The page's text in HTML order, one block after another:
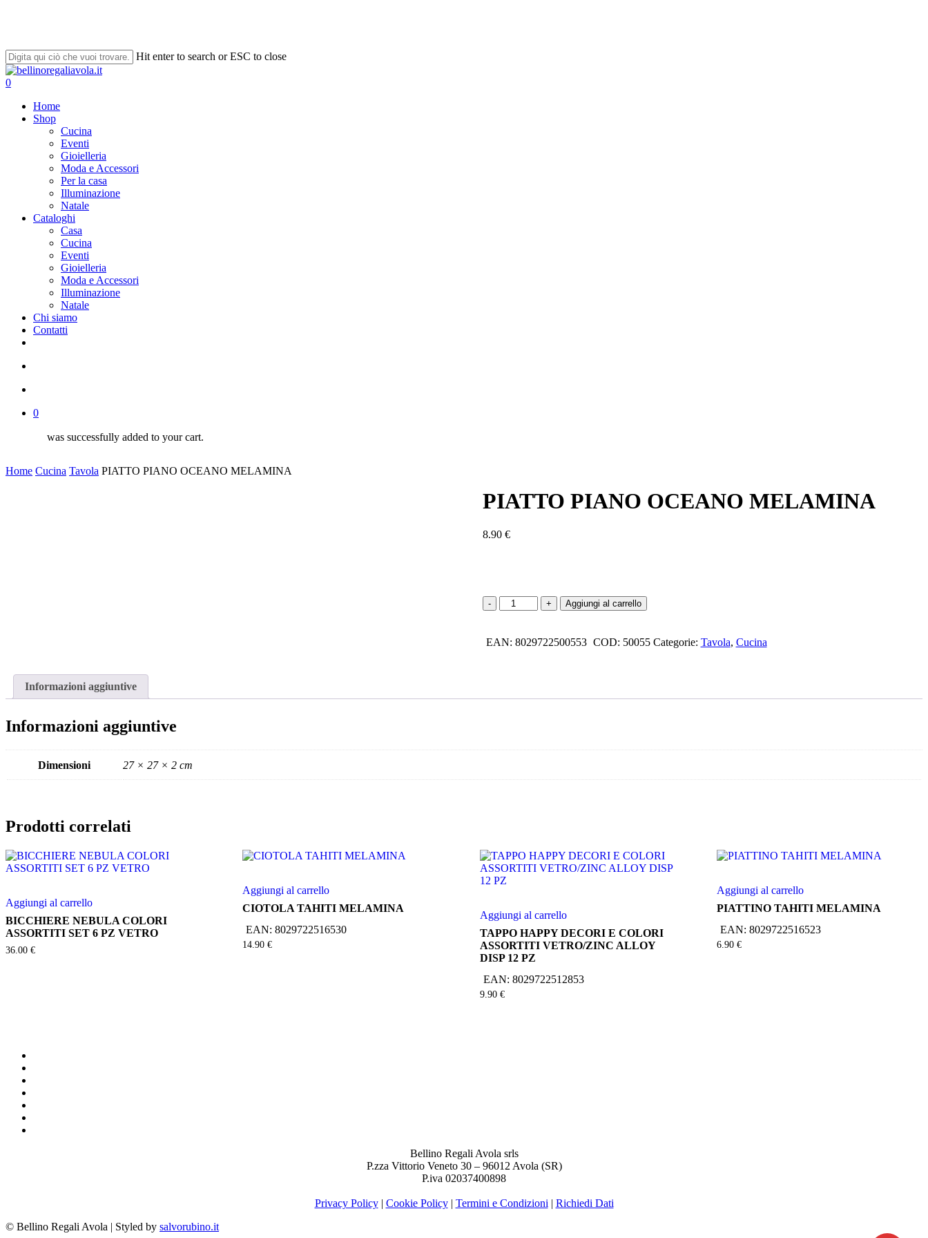
content
Hit enter to search or ESC to close
Close
Search
search
account
0
Home
Shop
Cucina
Eventi
Gioielleria
Moda e Accessori
Per la casa
Illuminazione
Natale
Cataloghi
Casa
Cucina
Eventi
Gioielleria
Moda e Accessori
Illuminazione
Natale
Chi siamo
Contatti
0
was successfully added to your cart.
Home Cucina Tavola PIATTO PIANO OCEANO MELAMINA
PIATTO PIANO OCEANO MELAMINA
8.90 €
PIATTO
PIANO
MELAMINA
Aggiungi al carrello
EAN: 8029722500553 COD: 50055 Categorie: Tavola, Cucina
Informazioni aggiuntive
Informazioni aggiuntive
Dimensioni 27 × 27 × 2 cm
Prodotti correlati
Aggiungi al carrello
BICCHIERE NEBULA COLORI
ASSORTITI SET 6 PZ VETRO
36.00 €
Aggiungi al carrello
CIOTOLA TAHITI MELAMINA
EAN:8029722516530
14.90€
Aggiungi al carrello
TAPPO HAPPY DECORI E COLORI
ASSORTITI VETRO/ZINC ALLOY
DISP 12 PZ
EAN: 8029722512853
9.90 €
Aggiungi al carrello
PIATTINO TAHITI MELAMINA
EAN: 8029722516523
6.90 €
Bellino Regali Avola srls
P.zza Vittorio Veneto 30 – 96012 Avola (SR)
P.iva 02037400898
Privacy Policy| Cookie Policy| Termini e Condizioni | Richiedi Dati
© Bellino Regali Avola | Styled by salvorubino.it